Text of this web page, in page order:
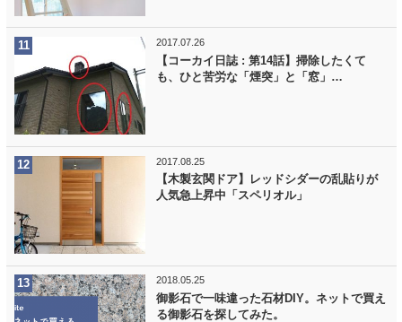
2017.07.26
【コーカイ日誌 : 第14話】掃除したくて
も、ひと苦労な「煙突」と「窓」…
2017.08.25
【木製玄関ドア】レッドシダーの乱貼りが
人気急上昇中「スペリオル」
2018.05.25
御影石で一味違った石材DIY。ネットで買え
る御影石を探してみた。